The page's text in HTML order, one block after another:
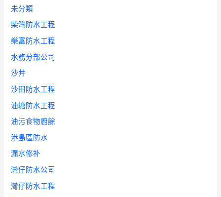
未分類
柴灣防水工程
樂富防水工程
水務分部公司
沙井
沙田防水工程
油塘防水工程
油污食物廚餘
港島區防水
漏水修补
灣仔防水公司
灣仔防水工程